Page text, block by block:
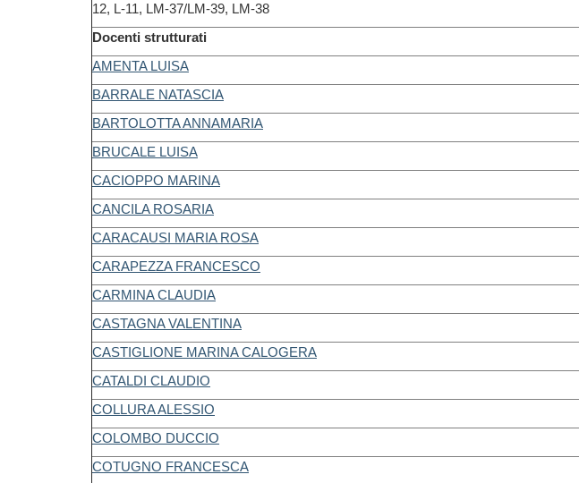
12, L-11, LM-37/LM-39, LM-38
Docenti strutturati
AMENTA LUISA
BARRALE NATASCIA
BARTOLOTTA ANNAMARIA
BRUCALE LUISA
CACIOPPO MARINA
CANCILA ROSARIA
CARACAUSI MARIA ROSA
CARAPEZZA FRANCESCO
CARMINA CLAUDIA
CASTAGNA VALENTINA
CASTIGLIONE MARINA CALOGERA
CATALDI CLAUDIO
COLLURA ALESSIO
COLOMBO DUCCIO
COTUGNO FRANCESCA